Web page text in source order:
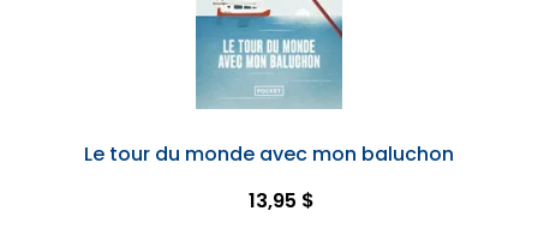
Le tour du monde avec mon baluchon
13,95 $